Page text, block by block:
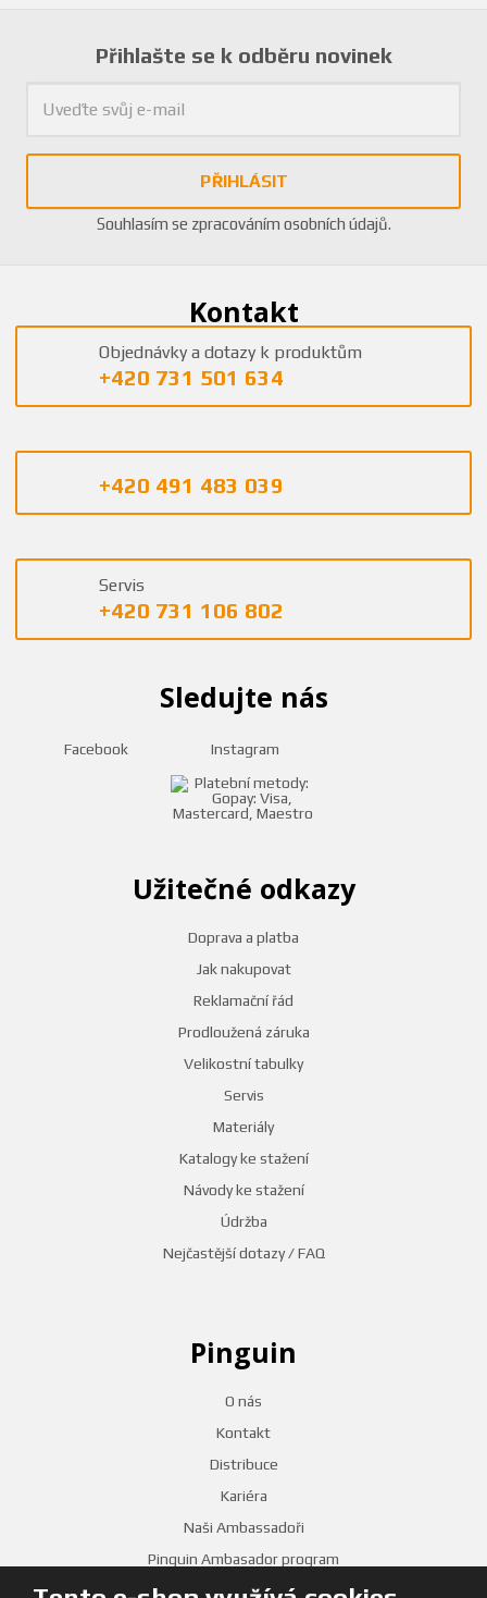
Přihlašte se k odběru novinek
PŘIHLÁSIT
Souhlasím se zpracováním osobních údajů.
Užitečné odkazy
Doprava a platba
Jak nakupovat
Reklamační řád
Prodloužená záruka
Velikostní tabulky
Servis
Materiály
Katalogy ke stažení
Návody ke stažení
Údržba
Nejčastější dotazy / FAQ
Pinguin
O nás
Kontakt
Distribuce
Kariéra
Naši Ambassadoři
Pinguin Ambasador program
Kontakt
Objednávky a dotazy k produktům
+420 731 501 634
+420 491 483 039
Servis
+420 731 106 802
Sledujte nás
Facebook Instagram